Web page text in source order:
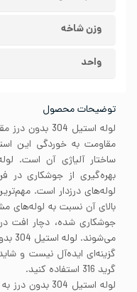
وزن شاخه
واحد
توضیحات محصول
لوله استیل
مقاومت به خوردگی این
بهره‌گیری از جوشکاری در
لوله‌های درزدار است.
بالای آن نسبت به لوله‌های
جوشکاری شده، دچار افت
گزینه‌ای ایده‌آل نیست و
گرید 316 استفاده کنید.